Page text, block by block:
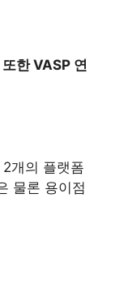
한 VASP 연
개의 플랫폼
물론 용이점